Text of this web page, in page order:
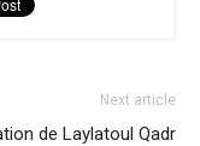
Next article
de Laylatoul Qadr